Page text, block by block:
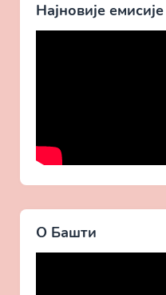
Најновије емисије
О Башти